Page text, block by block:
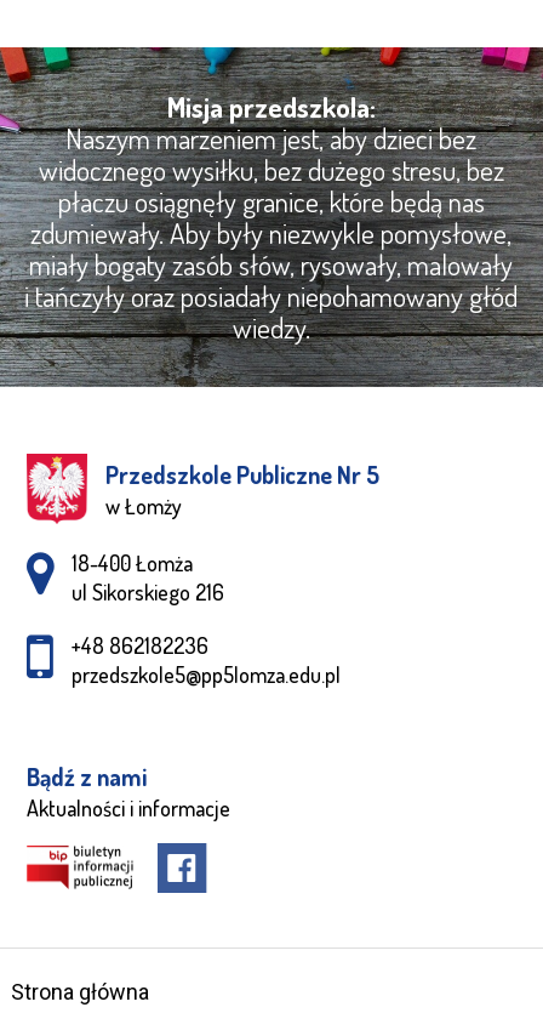
Misja przedszkola:
Naszym marzeniem jest, aby dzieci bez
widocznego wysiłku, bez dużego stresu, bez
płaczu osiągnęły granice, które będą nas
zdumiewały. Aby były niezwykle pomysłowe,
miały bogaty zasób słów, rysowały, malowały
i tańczyły oraz posiadały niepohamowany głód
wiedzy.
Przedszkole Publiczne Nr 5
w Łomży
Adres pocztowy:
18-400 Łomża
ul Sikorskiego 216
+48 862182236
przedszkole5@pp5lomza.edu.pl
Bądź z nami
Aktualności i informacje
Strona główna